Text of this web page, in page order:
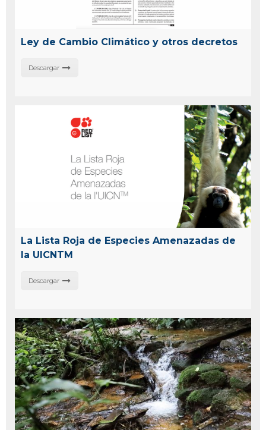
Ley de Cambio Climático y otros decretos
Descargar
La Lista Roja de Especies Amenazadas de
la UICNTM
Descargar